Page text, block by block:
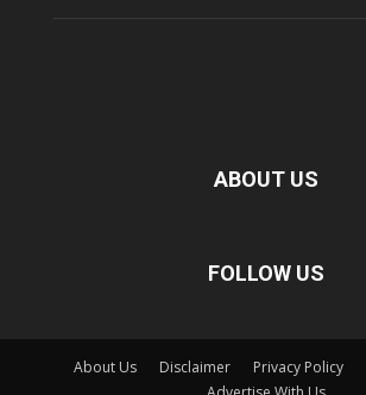
ABOUT US
FOLLOW US
About Us Disclaimer Privacy Policy